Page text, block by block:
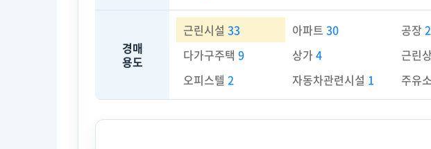
경매
용도
근린시설 33 아파트30 공장
다가구주택 9 상가4 근린
오피스텔 2 자동차관련시설 1 주유소